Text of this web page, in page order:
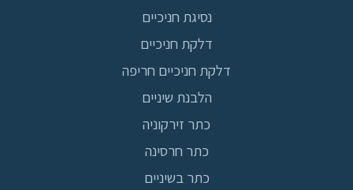
נסיגת חניכיים
דלקת חניכיים
דלקת חניכיים חריפה
הלבנת שיניים
כתר זירקוניה
כתר חרסינה
כתר בשיניים